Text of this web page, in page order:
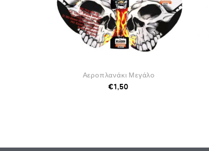
Αεροπλανάκι Μεγάλo
€1,50